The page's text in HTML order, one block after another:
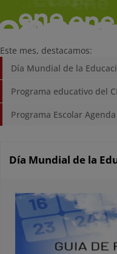
Este mes, destacamos:
Día Mundial de la
Programa educativo del
Programa Escolar
Día Mundial de la